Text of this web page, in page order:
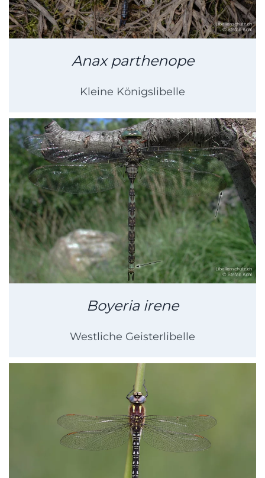
Anax parthenope
Kleine Königslibelle
Boyeria irene
Westliche Geisterlibelle